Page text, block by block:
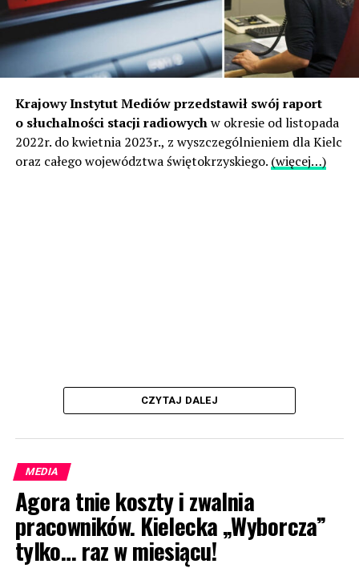
Krajowy Instytut Mediów przedstawił swój raport
o słuchalności stacji radiowychw okresie od listopada
2022r. do kwietnia 2023r., z wyszczególnieniem dla Kielc
oraz całego województwa świętokrzyskiego. (więcej…)
CZYTAJ DALEJ
MEDIA
Agora tnie koszty i zwalnia
pracowników. Kielecka „Wyborcza”
tylko… raz w miesiącu!